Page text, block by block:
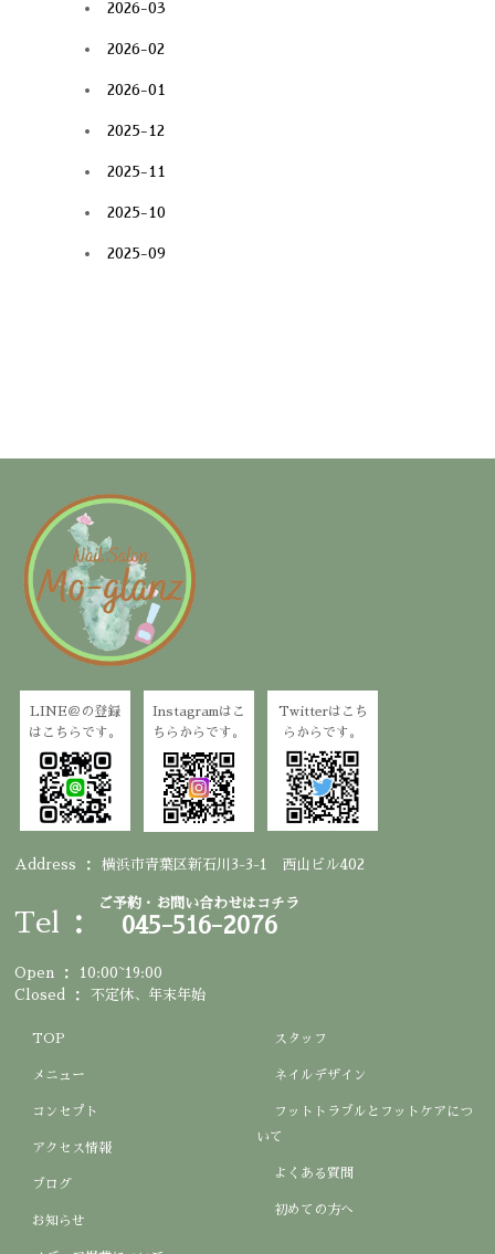
2026-03
2026-02
2026-01
2025-12
2025-11
2025-10
2025-09
LINE＠の登録
はこちらです。
Instagramはこ
ちらからです。
Twitterはこち
らからです。
Address 横浜市青葉区新石川3-3-1 西山ビル402
Tel
ご予約・お問い合わせはコチラ
045-516-2076
Open
10:00~19:00
Closed
不定休、年末年始
TOP
メニュー
コンセプト
アクセス情報
ブログ
お知らせ
スタッフ
ネイルデザイン
フットトラブルとフットケアにつ
いて
よくある質問
初めての方へ